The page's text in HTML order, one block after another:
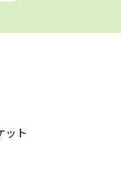
ット